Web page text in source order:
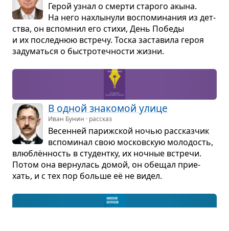
Герой узнал о смерти ста­рого акына.
На него нахлы­нули вос­по­ми­на­ния из дет­
ства, он вспо­мнил его стихи, День Победы
и их послед­нюю встречу. Тоска заста­вила героя
заду­маться о быстро­теч­но­сти жизни.
В одной зна­ко­мой улице
Иван Бунин · рассказ
Весен­ней париж­ской ночью рас­сказ­чик
вспо­ми­нал свою москов­скую моло­дость,
влю­блён­ность в сту­дентку, их ноч­ные встречи.
Потом она вер­ну­лась домой, он обе­щал при­е­
хать, и с тех пор больше её не видел.